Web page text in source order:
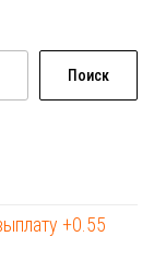
Поиск
+0.55